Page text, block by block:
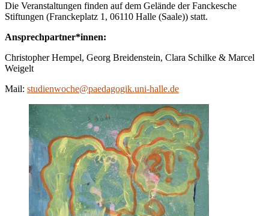
Die Veranstaltungen finden auf dem Gelände der Fanckesche
Stiftungen (Franckeplatz 1, 06110 Halle (Saale)) statt.
Ansprechpartner*innen:
Christopher Hempel, Georg Breidenstein, Clara Schilke & Marcel
Weigelt
Mail: studienwoche@paedagogik.uni-halle.de